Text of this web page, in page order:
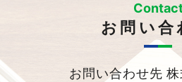
お問い合
お問い合わせ先